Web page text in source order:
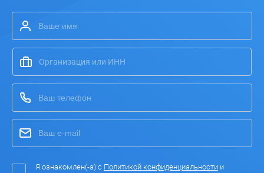
Я ознакомлен(-а) с Политикой конфиденциальности и